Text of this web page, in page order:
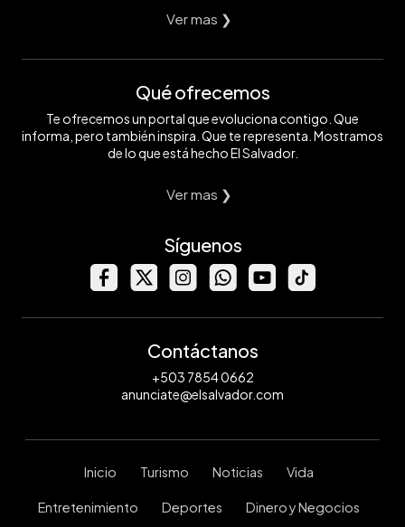
Ver mas ❯
Qué ofrecemos
Te ofrecemos un portal que evoluciona contigo. Que
informa, pero también inspira. Que te representa. Mostramos
de lo que está hecho El Salvador.
Ver mas ❯
Síguenos
Contáctanos
+503 7854 0662
anunciate@elsalvador.com
Inicio Turismo Noticias Vida
Entretenimiento Deportes Dinero y Negocios